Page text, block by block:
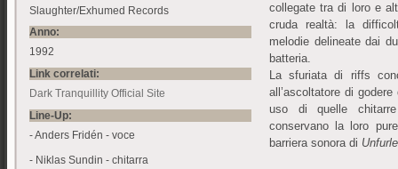
Slaughter/Exhumed Records
Anno:
1992
Link correlati:
Dark Tranquillity Official Site
Line-Up:
- Anders Fridén - voce
- Niklas Sundin - chitarra
collegate tra di loro e
cruda realtà: la
melodie delineate dai
batteria.
La sfuriata di riffs
all’ascoltatore di
uso di quelle
conservano la loro
barriera sonora di